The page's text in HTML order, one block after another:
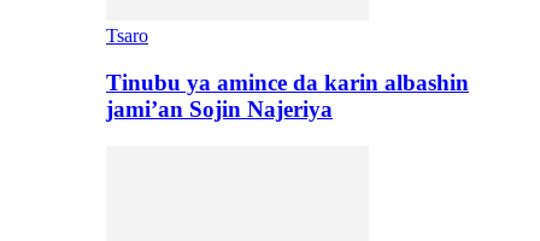
Tsaro
Tinubu ya amince da karin albashin
jami’an Sojin Najeriya